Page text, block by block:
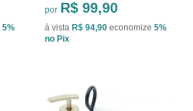
5%
por R$ 99,90
à vista R$ 94,90 economize 5%
no Pix